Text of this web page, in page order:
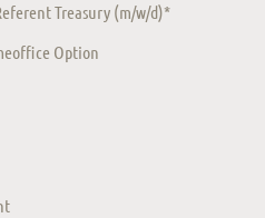
Treasury (m/w/d)*
Option